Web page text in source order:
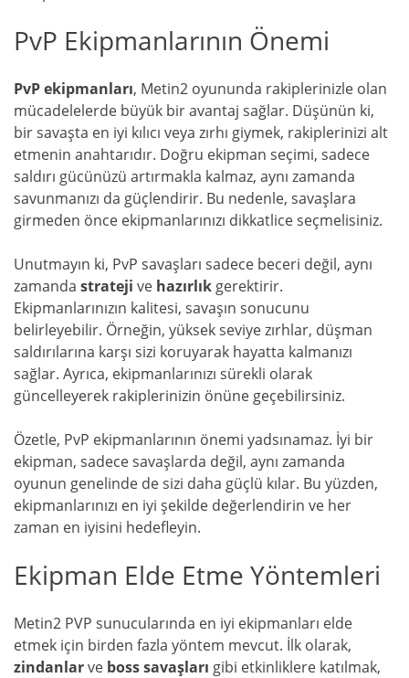
PvP Ekipmanlarının Önemi
PvP ekipmanları, Metin2 oyununda rakiplerinizle olan
mücadelelerde büyük bir avantaj sağlar. Düşünün ki,
bir savaşta en iyi kılıcı veya zırhı giymek, rakiplerinizi alt
etmenin anahtarıdır. Doğru ekipman seçimi, sadece
saldırı gücünüzü artırmakla kalmaz, aynı zamanda
savunmanızı da güçlendirir. Bu nedenle, savaşlara
girmeden önce ekipmanlarınızı dikkatlice seçmelisiniz.
Unutmayın ki, PvP savaşları sadece beceri değil, aynı
zamanda strateji ve hazırlık gerektirir.
Ekipmanlarınızın kalitesi, savaşın sonucunu
belirleyebilir. Örneğin, yüksek seviye zırhlar, düşman
saldırılarına karşı sizi koruyarak hayatta kalmanızı
sağlar. Ayrıca, ekipmanlarınızı sürekli olarak
güncelleyerek rakiplerinizin önüne geçebilirsiniz.
Özetle, PvP ekipmanlarının önemi yadsınamaz. İyi bir
ekipman, sadece savaşlarda değil, aynı zamanda
oyunun genelinde de sizi daha güçlü kılar. Bu yüzden,
ekipmanlarınızı en iyi şekilde değerlendirin ve her
zaman en iyisini hedefleyin.
Ekipman Elde Etme Yöntemleri
Metin2 PVP sunucularında en iyi ekipmanları elde
etmek için birden fazla yöntem mevcut. İlk olarak,
zindanlarve boss savaşları gibi etkinliklere katılmak,